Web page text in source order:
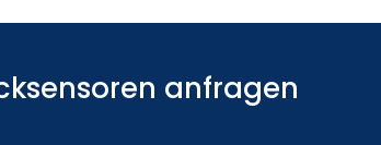
anfragen